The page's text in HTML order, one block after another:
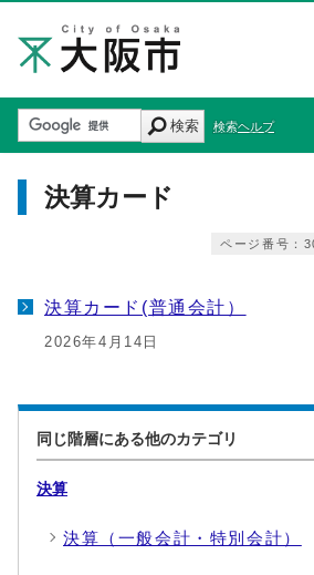
検索 検索ヘルプ
決算カード
ページ番号
決算カード(普通会計）
2026年4月14日
同じ階層にある他のカテゴリ
決算
決算（一般会計・特別会計）